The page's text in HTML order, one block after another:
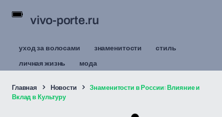
vivo-porte.ru
уход за волосами знаменитости
стиль
личная жизнь
мода
Главная Новости
Знаменитости в России: Влияние и
Вклад в Культуру